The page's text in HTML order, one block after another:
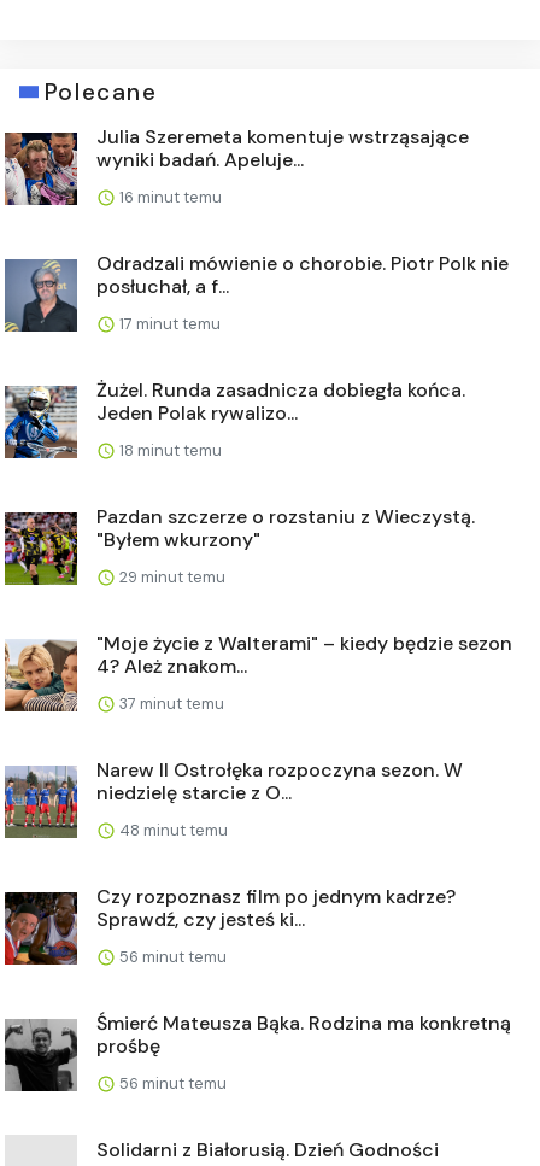
Polecane
Julia Szeremeta komentuje wstrząsające
wyniki badań. Apeluje...
16 minut temu
Odradzali mówienie o chorobie. Piotr Polk nie
posłuchał, a f...
17 minut temu
Żużel. Runda zasadnicza dobiegła końca.
Jeden Polak rywalizo...
18 minut temu
Pazdan szczerze o rozstaniu z Wieczystą.
"Byłem wkurzony"
29 minut temu
"Moje życie z Walterami" – kiedy będzie sezon
4? Ależ znakom...
37 minut temu
Narew II Ostrołęka rozpoczyna sezon. W
niedzielę starcie z O...
48 minut temu
Czy rozpoznasz film po jednym kadrze?
Sprawdź, czy jesteś ki...
56 minut temu
Śmierć Mateusza Bąka. Rodzina ma konkretną
prośbę
56 minut temu
Solidarni z Białorusią. Dzień Godności